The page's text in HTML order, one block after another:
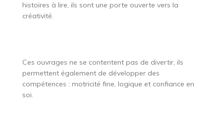
histoires à lire, ils sont une porte ouverte vers la
créativité.
Ces ouvrages ne se contentent pas de divertir, ils
permettent également de développer des
compétences : motricité fine, logique et confiance en
soi.